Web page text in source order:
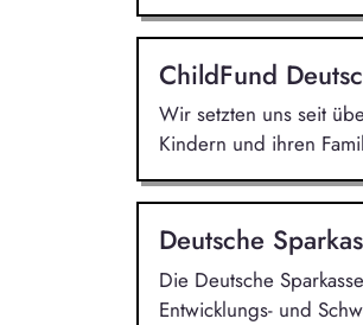
ChildFund
Wir setzten uns seit
Kindern und ihren
Deutsche
Die Deutsche
Entwicklungs- und